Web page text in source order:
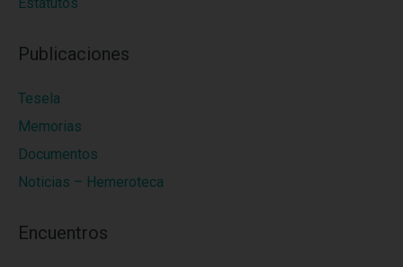
Publicaciones
Tesela
Memorias
Documentos
Noticias – Hemeroteca
Encuentros